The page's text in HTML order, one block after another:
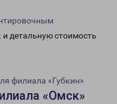
и детальную стоимость
филиала «Губкин»
«Омск»